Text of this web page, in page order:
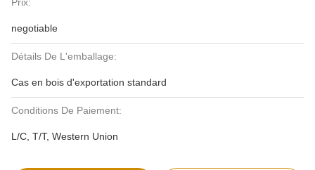
negotiable
Détails De L'emballage:
Cas en bois d'exportation standard
Conditions De Paiement:
L/C, T/T, Western Union